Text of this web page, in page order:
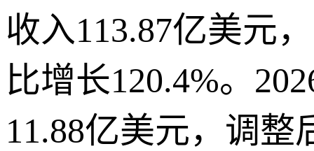
收入113.87亿美元
比增长120.4%。
11.88亿美元，调整